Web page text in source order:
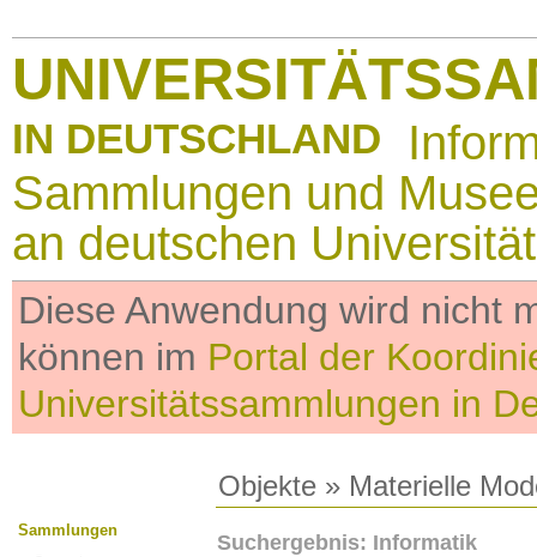
IN DEUTSCHLAND
Sammlungen und
an deutschen
Diese Anwendung wird nicht
können im Portal der
Universitätssammlungen in
Objekte » Materielle
Sammlungen
Suchergebnis: Informatik